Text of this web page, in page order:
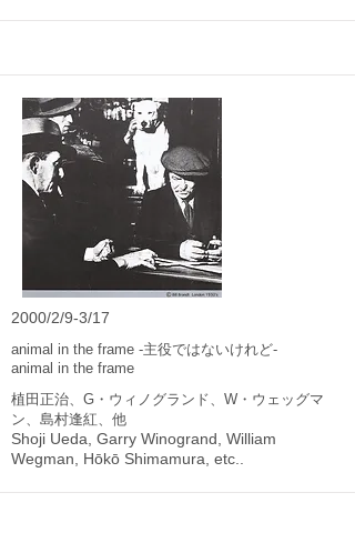
2000/2/9-3/17
animal in the frame -主役ではないけれど-
animal in the frame
植田正治、G・ウィノグランド、W・ウェッグマ
ン、島村逢紅、他
Shoji Ueda, Garry Winogrand, William
Wegman, Hōkō Shimamura, etc..